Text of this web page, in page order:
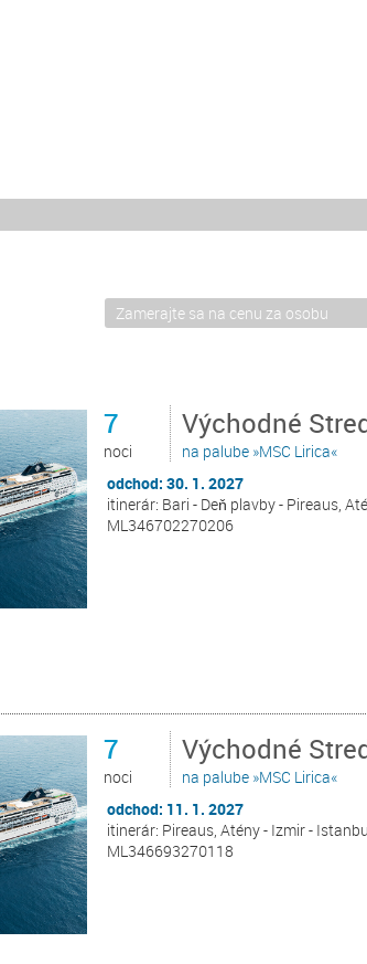
7
noci
Východné
na palube »MSC Lirica«
odchod: 30. 1. 2027
itinerár: Bari - Deň plavby - Pireaus,
ML346702270206
7
noci
Východné
na palube »MSC Lirica«
odchod: 11. 1. 2027
itinerár: Pireaus, Atény - Izmir -
ML346693270118